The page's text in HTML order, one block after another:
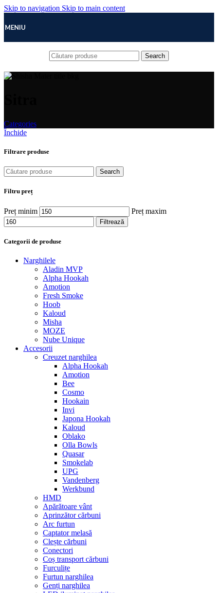
Skip to navigation Skip to main content
MENIU
Search
Categories
Închide
Filtrare produse
Search
Filtru preț
Preț minim Preț maxim
Filtrează
Categorii de produse
Narghilele
Aladin MVP
Alpha Hookah
Amotion
Fresh Smoke
Hoob
Kaloud
Misha
MOZE
Nube Unique
Accesorii
Creuzet narghilea
Alpha Hookah
Amotion
Bee
Cosmo
Hookain
Invi
Japona Hookah
Kaloud
Oblako
Olla Bowls
Quasar
Smokelab
UPG
Vandenberg
Werkbund
HMD
Apărătoare vânt
Aprinzător cărbuni
Arc furtun
Captator melasă
Clește cărbuni
Conectori
Coș transport cărbuni
Furculițe
Furtun narghilea
Genți narghilea